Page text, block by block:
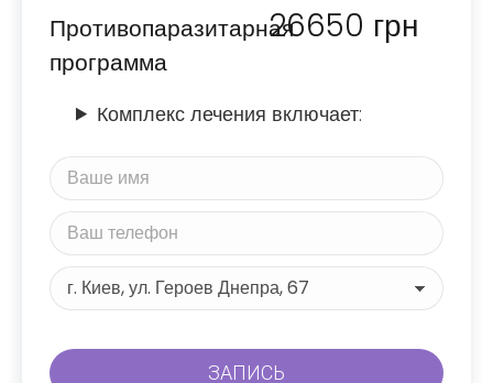
Противопаразитарная
программа
26650 грн
Комплекс лечения включает: